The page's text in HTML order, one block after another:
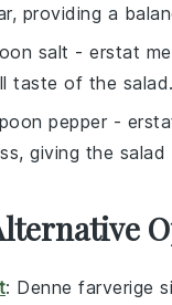
providing a
salt - erstat
taste of the salad.
pepper -
giving the salad
: Denne farverige